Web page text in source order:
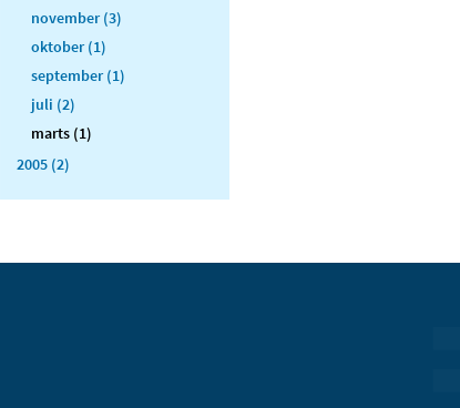
november (3)
oktober (1)
september (1)
juli (2)
marts (1)
2005 (2)